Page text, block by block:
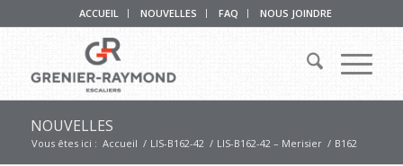
ACCUEIL NOUVELLES FAQ NOUS JOINDRE
NOUVELLES
Vous êtes ici : Accueil / LIS-B162-42 / LIS-B162-42 – Merisier / B162